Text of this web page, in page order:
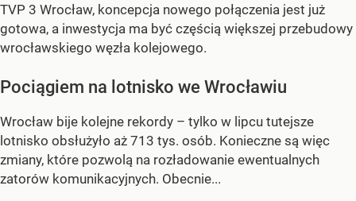
TVP 3 Wrocław, koncepcja nowego połączenia jest już
gotowa, a inwestycja ma być częścią większej przebudowy
wrocławskiego węzła kolejowego.
Pociągiem na lotnisko we Wrocławiu
Wrocław bije kolejne rekordy – tylko w lipcu tutejsze
lotnisko obsłużyło aż 713 tys. osób. Konieczne są więc
zmiany, które pozwolą na rozładowanie ewentualnych
zatorów komunikacyjnych. Obecnie...